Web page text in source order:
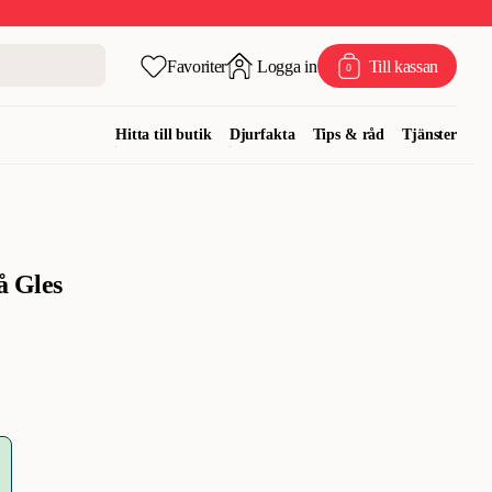
Favoriter Logga in 0 Till kassan
Hitta till butik Djurfakta Tips & råd Tjänster
Gles